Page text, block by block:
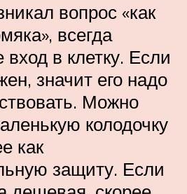
вопрос «как
всегда
вход в клетку. Если
значит его надо
Можно
колодочку
как
защиту. Если